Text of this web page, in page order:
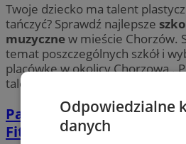
Twoje dziecko ma talent
tańczyć? Sprawdź najlepsze
muzycznew mieście Chorzów.
temat poszczególnych szkół i
placówkę w okolicy Chorzowa .
talentów!
Państwowa Szkoła
Fitelberga
Odpowiedzialne
danych